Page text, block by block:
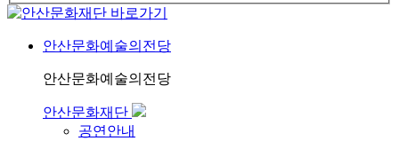
안산문화예술의전당
안산문화예술의전당
안산문화재단
공연안내